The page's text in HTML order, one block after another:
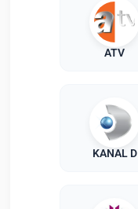
ATV
KANAL D